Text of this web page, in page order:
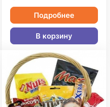
Подробнее
В корзину